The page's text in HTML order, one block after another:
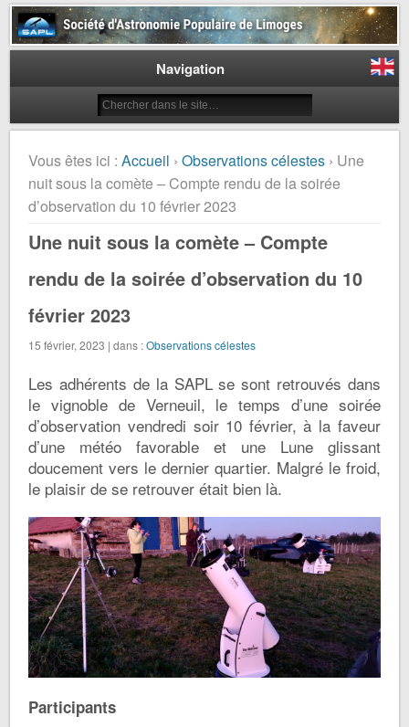
Société d'Astronomie Populaire
de Limoges
Navigation
Vous êtes ici : Accueil ›Observations célestes › Une
nuit sous la comète – Compte rendu de la soirée
d’observation du 10 février 2023
Une nuit sous la comète – Compte
rendu de la soirée d’observation du 10
février 2023
15 février, 2023 | dans :Observations célestes
Les adhérents de la SAPL se sont retrouvés dans
le vignoble de Verneuil, le temps d’une soirée
d’observation vendredi soir 10 février, à la faveur
d’une météo favorable et une Lune glissant
doucement vers le dernier quartier. Malgré le froid,
le plaisir de se retrouver était bien là.
Participants